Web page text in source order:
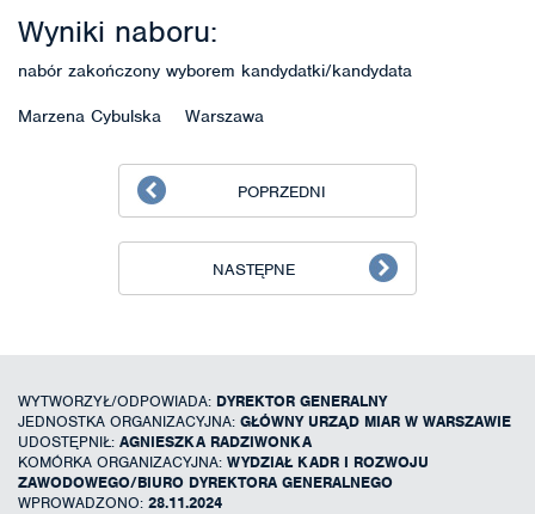
Wyniki naboru:
nabór zakończony wyborem kandydatki/kandydata
Marzena Cybulska Warszawa
POPRZEDNI
NASTĘPNE
WYTWORZYŁ/ODPOWIADA: DYREKTOR GENERALNY
JEDNOSTKA ORGANIZACYJNA: GŁÓWNY URZĄD MIAR W WARSZAWIE
UDOSTĘPNIŁ: AGNIESZKA RADZIWONKA
KOMÓRKA ORGANIZACYJNA: WYDZIAŁ KADR I ROZWOJU
ZAWODOWEGO/BIURO DYREKTORA GENERALNEGO
WPROWADZONO: 28.11.2024